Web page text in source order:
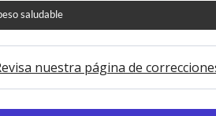
saludable
nuestra página de